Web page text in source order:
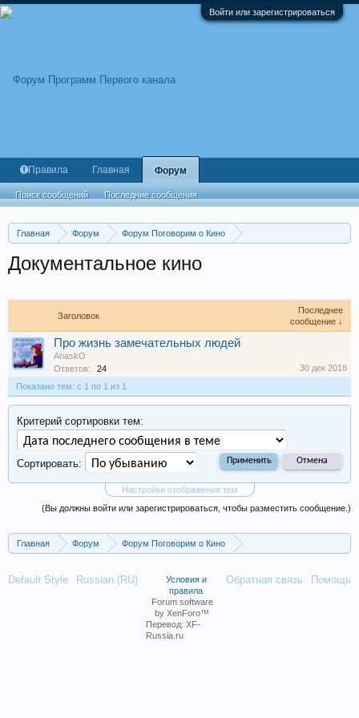
Войти или зарегистрироваться
Главная Форум
Форум Поговорим о Кино
Документальное кино
Заголовок
Последнее
сообщение ↓
Про жизнь замечательных людей
AnaskO
Ответов:
24
30 дек 2018
Показано тем: с 1 по 1 из 1.
Настройки отображения тем
Критерий сортировки тем:
Сортировать:
(Вы должны войти или зарегистрироваться, чтобы разместить сообщение.)
Главная Форум
Форум Поговорим о Кино
Правила Главная Форум
Поиск сообщений Последние сообщения
Default Style Russian (RU) Обратная связь Помощь
Условия и
правила
Forum software
by XenForo™
Перевод: XF-
Russia.ru